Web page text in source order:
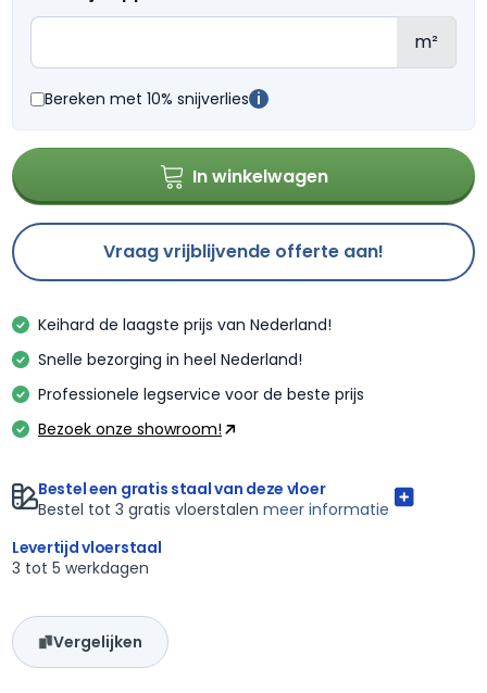
m²
Bereken met 10% snijverlies i
In winkelwagen
Vraag vrijblijvende offerte aan!
Keihard de laagste prijs van Nederland!
Snelle bezorging in heel Nederland!
Professionele legservice voor de beste prijs
Bezoek onze showroom!
Bestel een gratis staal van deze vloer
Bestel tot 3 gratis vloerstalen meer informatie
Levertijd vloerstaal
3 tot 5 werkdagen
Vergelijken